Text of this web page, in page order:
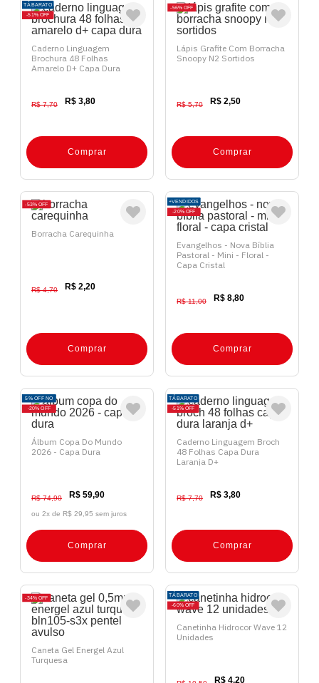
TÁ BARATO
51% OFF
Caderno Linguagem
Brochura 48 Folhas
Amarelo D+ Capa Dura
R$ 7,70 R$ 3,80
Comprar
56% OFF
Lápis Grafite Com Borracha
Snoopy N2 Sortidos
R$ 5,70 R$ 2,50
Comprar
53% OFF
Borracha Carequinha
R$ 4,70 R$ 2,20
Comprar
+VENDIDOS
20% OFF
Evangelhos - Nova Bíblia
Pastoral - Mini - Floral -
Capa Cristal
R$ 11,00 R$ 8,80
Comprar
5% OFF NO
PIX
20% OFF
Álbum Copa Do Mundo
2026 - Capa Dura
R$ 74,90 R$ 59,90
ou 2x de R$ 29,95 sem juros
Comprar
TÁ BARATO
51% OFF
Caderno Linguagem Broch
48 Folhas Capa Dura
Laranja D+
R$ 7,70 R$ 3,80
Comprar
34% OFF
Caneta Gel Energel Azul
Turquesa
TÁ BARATO
60% OFF
Canetinha Hidrocor Wave 12
Unidades
R$ 4,20